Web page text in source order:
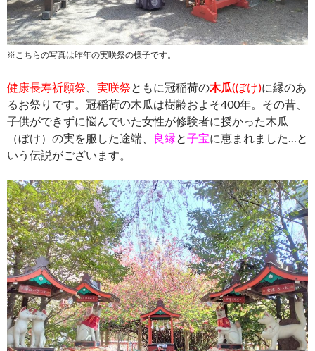
※こちらの写真は昨年の実咲祭の様子です。
健康長寿祈願祭 実咲祭ともに冠稲荷の木瓜(ぼけ)に縁のあ
るお祭りです。冠稲荷の木瓜は樹齢およそ400年。その昔、
子供ができずに悩んでいた女性が修験者に授かった木瓜
（ぼけ）の実を服した途端、
良縁と子宝に恵まれました…と
いう伝説がございます。